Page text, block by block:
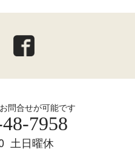
問合せが可能です
7958
土日曜休